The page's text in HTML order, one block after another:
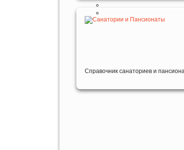
Справочник санаториев и